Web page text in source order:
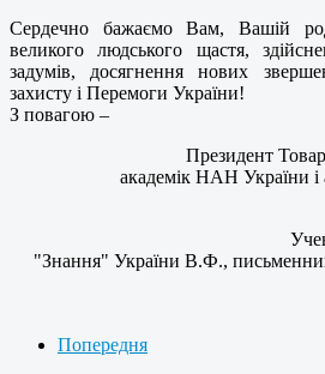
Сердечно бажаємо Вам, Вашій
великого людського щастя,
задумів, досягнення нових
захисту і Перемоги України!
З повагою –
Президент
академік НАН України
"Знання" України В.Ф.,
Попередня